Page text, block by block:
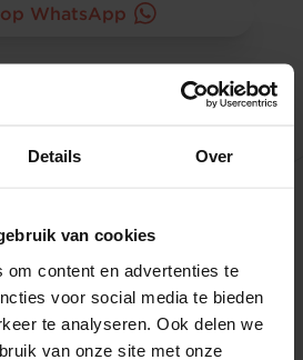
Details Over
van cookies
om content en advertenties te
voor social media te bieden
te analyseren. Ook delen we
van onze site met onze
WhatsApp
eet een Nederlander
per week?
besparen met kaas?